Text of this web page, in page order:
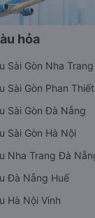
hỏa
Sài Gòn Nha Trang
Sài Gòn Phan Thiết
Sài Gòn Đà Nẵng
Sài Gòn Hà Nội
Nha Trang Đà
Đà Nẵng Huế
Hà Nội Vinh